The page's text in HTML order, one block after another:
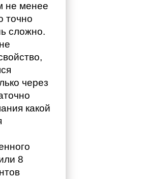
не менее
точно
сложно.
через
какой
8